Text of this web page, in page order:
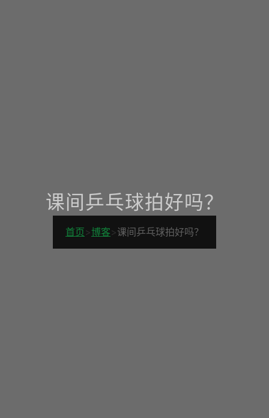
课间乒乓球拍好吗？
首页>博客>课间乒乓球拍好吗？